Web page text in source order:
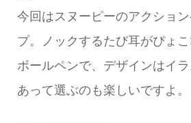
今回はスヌーピーのアクショ
プ。ノックするたび耳がぴょ
ボールペンで、デザインはイ
あって選ぶのも楽しいですよ。